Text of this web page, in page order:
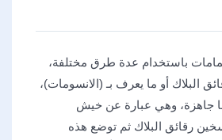
باستخدام عدة طرق مختلفة،
البلاك أو ما يعرف بـ (الانسومات)،
جاهزة، وهي عبارة عن خيش
رقائق البلاك ثم توضع هذه